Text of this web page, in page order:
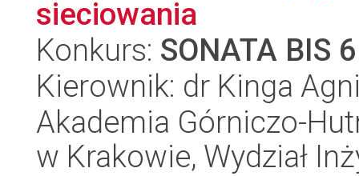
sieciowania
Konkurs: SONATA BIS 6
Kierownik: dr Kinga
Akademia Górniczo-
w Krakowie, Wydział